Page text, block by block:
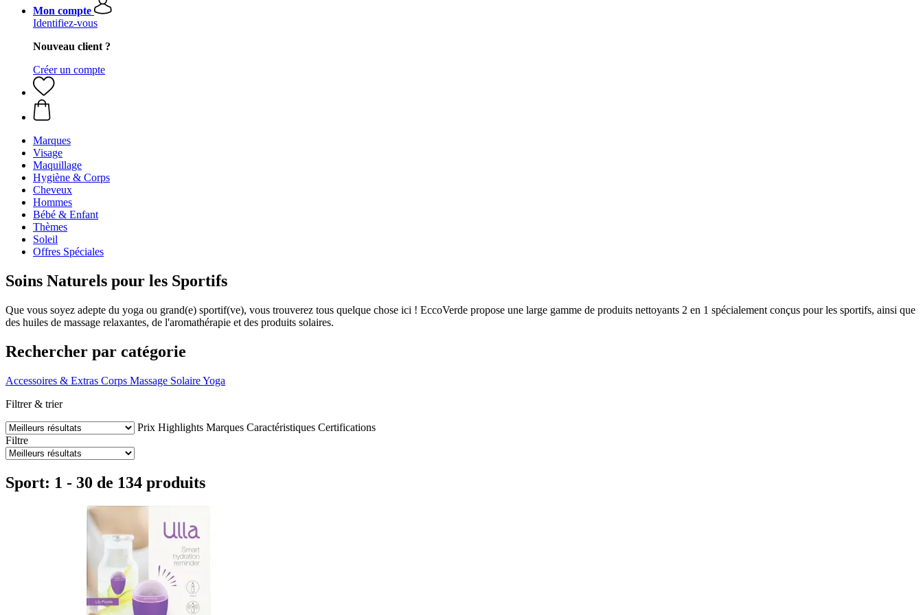
Mon compte
Identifiez-vous
Nouveau client ?
Créer un compte
Marques
Visage
Maquillage
Hygiène & Corps
Cheveux
Hommes
Bébé & Enfant
Thèmes
Soleil
Offres Spéciales
Soins Naturels pour les Sportifs
Que vous soyez adepte du yoga ou grand(e) sportif(ve), vous trouverez tous quelque chose ici ! EccoVerde propose une large gamme de produits nettoyants 2 en 1 spécialement conçus pour les sportifs, ainsi que
des huiles de massage relaxantes, de l'aromathérapie et des produits solaires.
Rechercher par catégorie
Accessoires & Extras Corps Massage SolaireYoga
Filtrer & trier
Prix Highlights Marques Caractéristiques Certifications
Filtre
Sport: 1 - 30 de 134 produits